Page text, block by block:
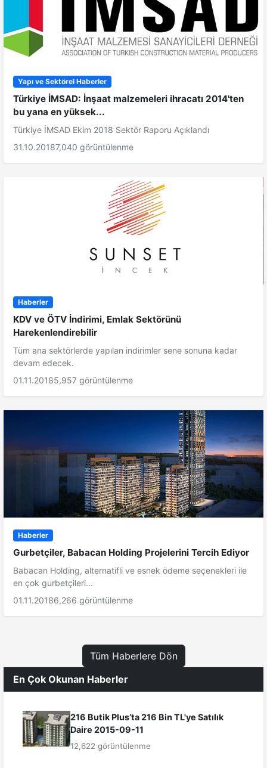
Yapı ve Sektörel Haberler
Türkiye İMSAD: İnşaat malzemeleri ihracatı 2014'ten
bu yana en yüksek...
Türkiye İMSAD Ekim 2018 Sektör Raporu Açıklandı
31.10.20187,040 görüntülenme
Haberler
KDV ve ÖTV İndirimi, Emlak Sektörünü
Harekenlendirebilir
Tüm ana sektörlerde yapılan indirimler sene sonuna kadar
devam edecek.
01.11.20185,957 görüntülenme
Haberler
Gurbetçiler, Babacan Holding Projelerini Tercih Ediyor
Babacan Holding, alternatifli ve esnek ödeme seçenekleri ile
en çok gurbetçileri...
01.11.20186,266 görüntülenme
Tüm Haberlere Dön
En Çok Okunan Haberler
216 Butik Plus’ta 216 Bin TL'ye Satılık
Daire 2015-09-11
12,622 görüntülenme